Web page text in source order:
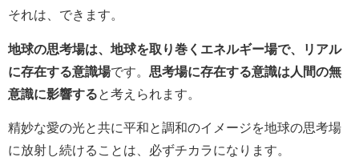
それは、できます。
地球の思考場は、地球を取り巻くエネルギー場で、リアル
に存在する意識場です。 思考場に存在する意識は人間の無
意識に影響すると考えられます。
精妙な愛の光と共に平和と調和のイメージを地球の思考場
に放射し続けることは、必ずチカラになります。